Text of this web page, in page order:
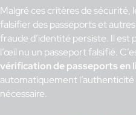
Malgré ces critères de sécurité,
falsifier des passeports et
fraude d’identité persiste. Il est
l’œil nu un passeport falsifié.
vérification de passeports en
automatiquement
nécessaire.